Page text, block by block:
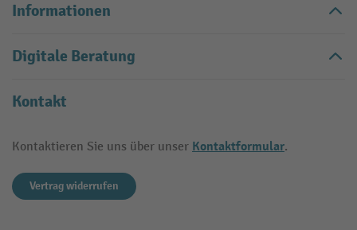
Informationen
Digitale Beratung
Kontakt
Kontaktieren Sie uns über unser Kontaktformular.
Vertrag widerrufen